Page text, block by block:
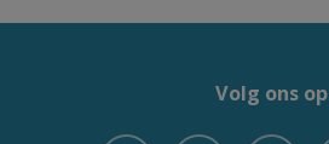
Volg ons op